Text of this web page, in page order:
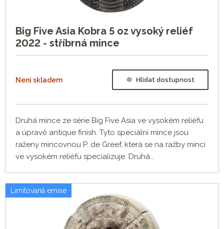
Big Five Asia Kobra 5 oz vysoký reliéf
2022 - stříbrná mince
Není skladem Hlídat dostupnost
Druhá mince ze série Big Five Asia ve vysokém reliéfu
a úpravě antique finish. Tyto speciální mince jsou
raženy mincovnou P. de Greef, která se na ražby mincí
ve vysokém reliéfu specializuje. Druhá...
Limitovaná emise